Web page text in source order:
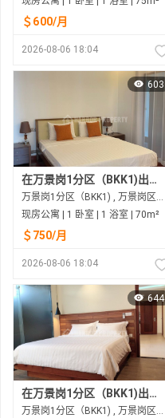
＄600/月
2026-08-06 18:04
603
在万景岗1分区（BKK1)出租的现房公寓
万景岗1分区（BKK1) , 万景岗区（BKK) , 金边市
现房公寓 | 1 卧室 | 1 浴室 | 70m²
＄750/月
2026-08-06 18:04
644
在万景岗1分区（BKK1)出租的现房公寓
万景岗1分区（BKK1) , 万景岗区（BKK) , 金边市